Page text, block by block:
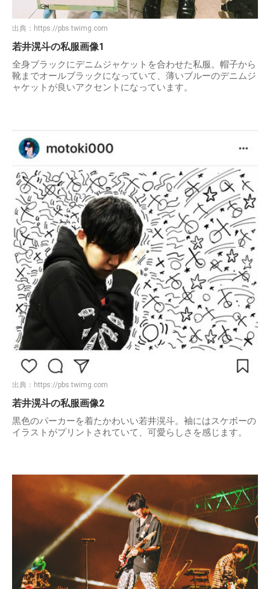
出典： https://pbs.twimg.com
若井滉斗の私服画像1
全身ブラックにデニムジャケットを合わせた私服。帽子から
靴までオールブラックになっていて、薄いブルーのデニムジ
ャケットが良いアクセントになっています。
出典： https://pbs.twimg.com
若井滉斗の私服画像2
黒色のパーカーを着たかわいい若井滉斗。袖にはスケボーの
イラストがプリントされていて、可愛らしさを感じます。